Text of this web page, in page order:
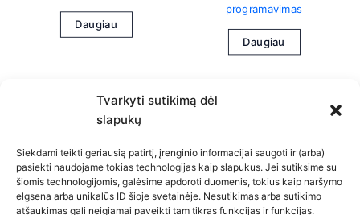
Tvarkyti sutikimą dėl
slapukų
Siekdami teikti geriausią patirtį, įrenginio informacijai saugoti ir (arba)
pasiekti naudojame tokias technologijas kaip slapukus. Jei sutiksime su
šiomis technologijomis, galėsime apdoroti duomenis, tokius kaip naršymo
elgsena arba unikalūs ID šioje svetainėje. Nesutikimas arba sutikimo
atšaukimas gali neigiamai paveikti tam tikras funkcijas ir funkcijas.
Daugiau
programavimas
Daugiau
Privatumo politika